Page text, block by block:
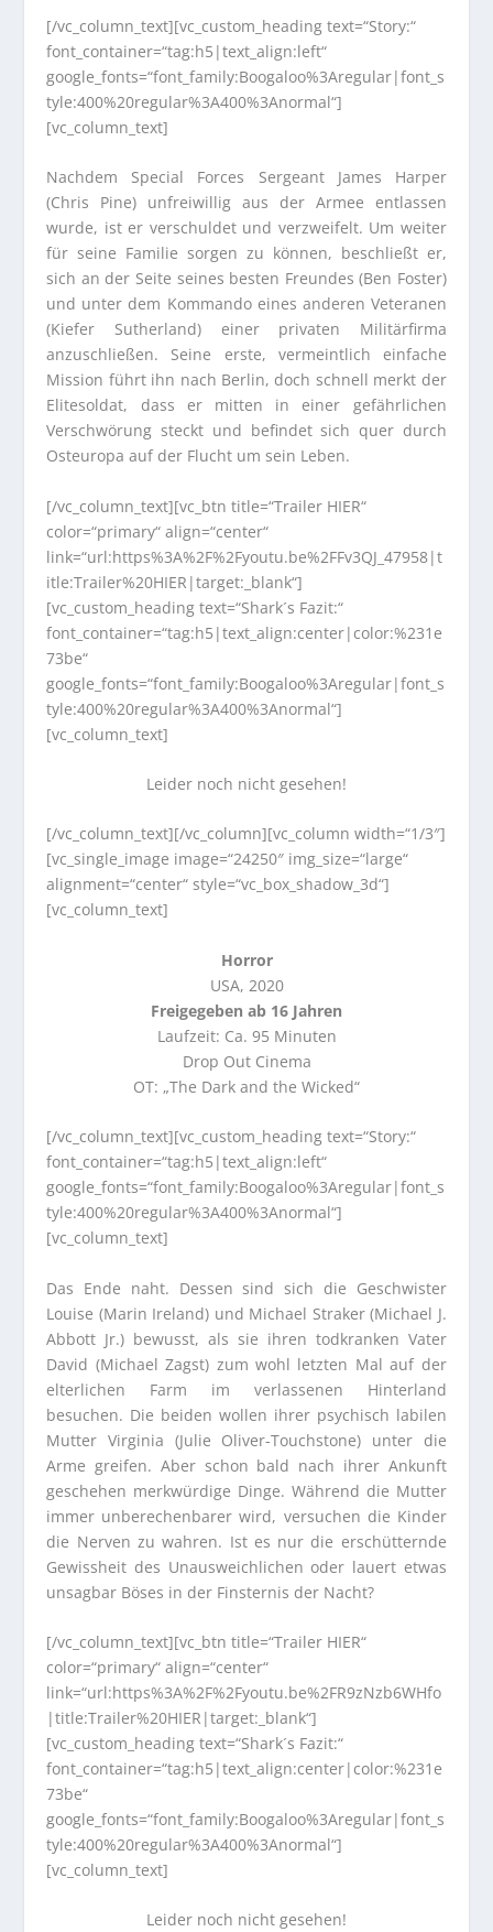
[/vc_column_text][vc_custom_heading text=“Story:“
font_container=“tag:h5|text_align:left“
google_fonts=“font_family:Boogaloo%3Aregular|font_s
tyle:400%20regular%3A400%3Anormal“]
[vc_column_text]
Nachdem Special Forces Sergeant James Harper
(Chris Pine) unfreiwillig aus der Armee entlassen
wurde, ist er verschuldet und verzweifelt. Um weiter
für seine Familie sorgen zu können, beschließt er,
sich an der Seite seines besten Freundes (Ben Foster)
und unter dem Kommando eines anderen Veteranen
(Kiefer Sutherland) einer privaten Militärfirma
anzuschließen. Seine erste, vermeintlich einfache
Mission führt ihn nach Berlin, doch schnell merkt der
Elitesoldat, dass er mitten in einer gefährlichen
Verschwörung steckt und befindet sich quer durch
Osteuropa auf der Flucht um sein Leben.
[/vc_column_text][vc_btn title=“Trailer HIER“
color=“primary“ align=“center“
link=“url:https%3A%2F%2Fyoutu.be%2FFv3QJ_47958|t
itle:Trailer%20HIER|target:_blank“]
[vc_custom_heading text=“Shark´s Fazit:“
font_container=“tag:h5|text_align:center|color:%231e
73be“
google_fonts=“font_family:Boogaloo%3Aregular|font_s
tyle:400%20regular%3A400%3Anormal“]
[vc_column_text]
Leider noch nicht gesehen!
[/vc_column_text][/vc_column][vc_column width=“1/3″]
[vc_single_image image=“24250″ img_size=“large“
alignment=“center“ style=“vc_box_shadow_3d“]
[vc_column_text]
Horror
USA, 2020
Freigegeben ab 16 Jahren
Laufzeit: Ca. 95 Minuten
Drop Out Cinema
OT: „The Dark and the Wicked“
[/vc_column_text][vc_custom_heading text=“Story:“
font_container=“tag:h5|text_align:left“
google_fonts=“font_family:Boogaloo%3Aregular|font_s
tyle:400%20regular%3A400%3Anormal“]
[vc_column_text]
Das Ende naht. Dessen sind sich die Geschwister
Louise (Marin Ireland) und Michael Straker (Michael J.
Abbott Jr.) bewusst, als sie ihren todkranken Vater
David (Michael Zagst) zum wohl letzten Mal auf der
elterlichen Farm im verlassenen Hinterland
besuchen. Die beiden wollen ihrer psychisch labilen
Mutter Virginia (Julie Oliver-Touchstone) unter die
Arme greifen. Aber schon bald nach ihrer Ankunft
geschehen merkwürdige Dinge. Während die Mutter
immer unberechenbarer wird, versuchen die Kinder
die Nerven zu wahren. Ist es nur die erschütternde
Gewissheit des Unausweichlichen oder lauert etwas
unsagbar Böses in der Finsternis der Nacht?
[/vc_column_text][vc_btn title=“Trailer HIER“
color=“primary“ align=“center“
link=“url:https%3A%2F%2Fyoutu.be%2FR9zNzb6WHfo
|title:Trailer%20HIER|target:_blank“]
[vc_custom_heading text=“Shark´s Fazit:“
font_container=“tag:h5|text_align:center|color:%231e
73be“
google_fonts=“font_family:Boogaloo%3Aregular|font_s
tyle:400%20regular%3A400%3Anormal“]
[vc_column_text]
Leider noch nicht gesehen!